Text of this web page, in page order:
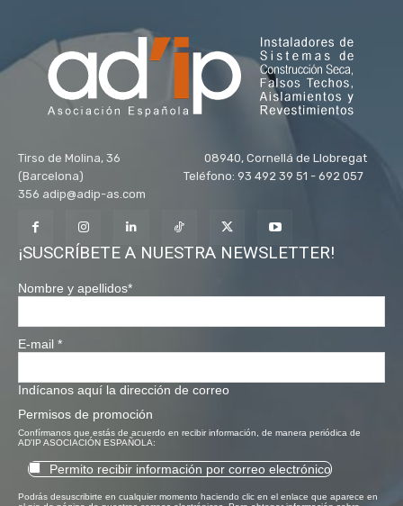
Tirso de Molina, 36 08940, Cornellá de Llobregat
(Barcelona) Teléfono: 93 492 39 51 - 692 057
356 adip@adip-as.com
¡SUSCRÍBETE A NUESTRA NEWSLETTER!
Nombre y apellidos*
E-mail *
Indícanos aquí la dirección de correo
Permisos de promoción
Confírmanos que estás de acuerdo en recibir información, de manera periódica de
AD'IP ASOCIACIÓN ESPAÑOLA:
Permito recibir información por correo electrónico
Podrás desuscribirte en cualquier momento haciendo clic en el enlace que aparece en